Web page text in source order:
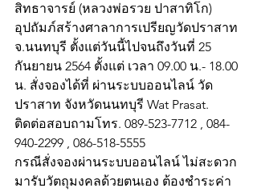
สิทธาจารย์ (หลวงพ่อรวย ปาสาทิโก)
อุปถัมภ์สร้างศาลาการเปรียญวัดปราสาท
จ.นนทบุรี ตั้งแต่วันนี้ไปจนถึงวันที่ 25
กันยายน 2564 ตั้งแต่ เวลา 09.00 น.- 18.00
น. สั่งจองได้ที่ ผ่านระบบออนไลน์ วัด
ปราสาท จังหวัดนนทบุรี Wat Prasat.
ติดต่อสอบถามโทร. 089-523-7712 , 084-
940-2299 , 086-518-5555
กรณีสั่งจองผ่านระบบออนไลน์ ไม่สะดวก
มารับวัตถุมงคลด้วยตนเอง ต้องชำระค่า